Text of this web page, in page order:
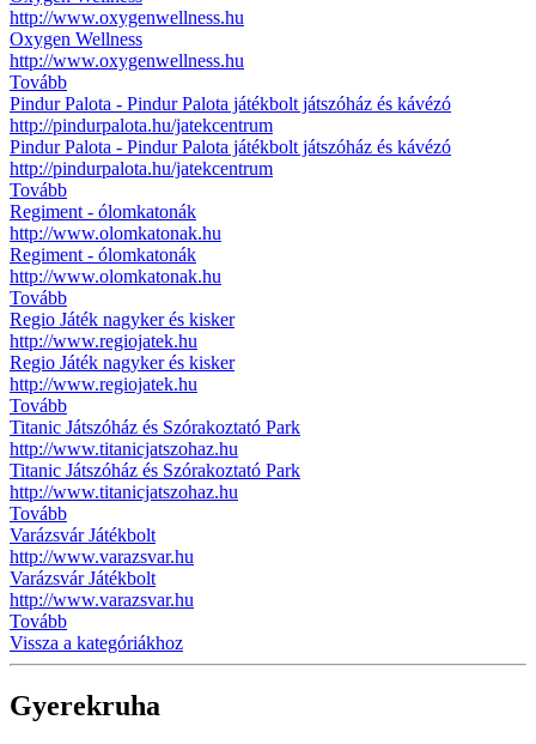
http://www.oxygenwellness.hu
Oxygen Wellness
http://www.oxygenwellness.hu
Tovább
Pindur Palota - Pindur Palota játékbolt játszóház és kávézó
http://pindurpalota.hu/jatekcentrum
Pindur Palota - Pindur Palota játékbolt játszóház és kávézó
http://pindurpalota.hu/jatekcentrum
Tovább
Regiment - ólomkatonák
http://www.olomkatonak.hu
Regiment - ólomkatonák
http://www.olomkatonak.hu
Tovább
Regio Játék nagyker és kisker
http://www.regiojatek.hu
Regio Játék nagyker és kisker
http://www.regiojatek.hu
Tovább
Titanic Játszóház és Szórakoztató Park
http://www.titanicjatszohaz.hu
Titanic Játszóház és Szórakoztató Park
http://www.titanicjatszohaz.hu
Tovább
Varázsvár Játékbolt
http://www.varazsvar.hu
Varázsvár Játékbolt
http://www.varazsvar.hu
Tovább
Vissza a kategóriákhoz
Gyerekruha